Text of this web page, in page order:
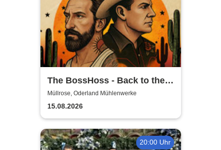
The BossHoss - Back to the
Boots - LIVE - Summer 2026
Müllrose, Oderland Mühlenwerke
15.08.2026
20:00 Uhr